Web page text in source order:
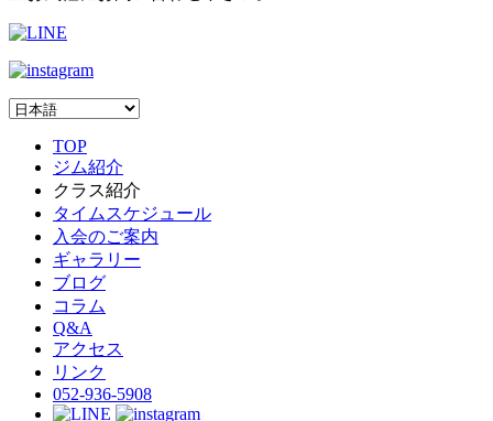
TOP
ジム紹介
クラス紹介
タイムスケジュール
入会のご案内
ギャラリー
ブログ
コラム
Q&A
アクセス
リンク
052-936-5908